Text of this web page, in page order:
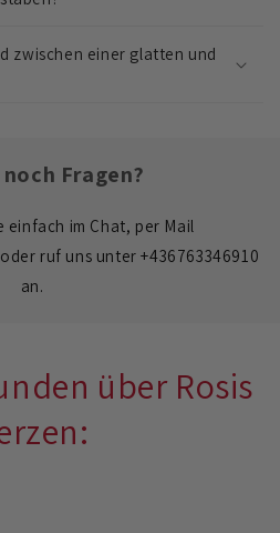
zwischen einer glatten und
Fragen?
einfach im Chat, per Mail
ruf uns unter +436763346910
an.
über Rosis